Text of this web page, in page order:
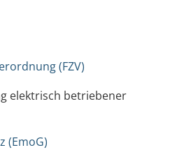
(FZV)
elektrisch betriebener
(EmoG)